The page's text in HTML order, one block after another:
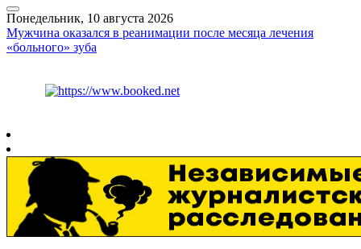
Понедельник, 10 августа 2026
Мужчина оказался в реанимации после месяца лечения
«больного» зуба